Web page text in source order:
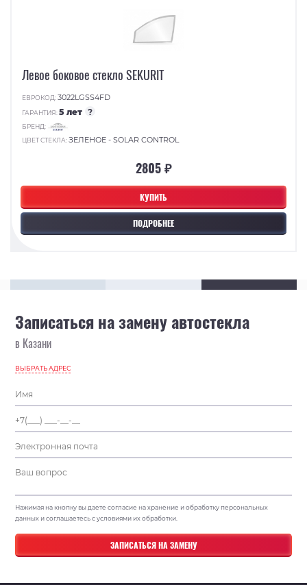
КУПИТЬ
ПОДРОБНЕЕ
Левое боковое стекло SEKURIT
ЕВРОКОД:3022LGSS4FD
ГАРАНТИЯ:5 лет ?
БРЕНД:
ЦВЕТ СТЕКЛА:ЗЕЛЕНОЕ - SOLAR CONTROL
2805 ₽
Записаться на замену автостекла
в Казани
ВЫБРАТЬ АДРЕС
Нажимая на кнопку вы даете согласие на хранение и обработку персональных
данных и соглашаетесь с условиями их обработки.